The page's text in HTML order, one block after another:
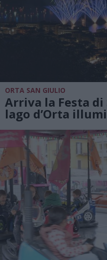
ORTA SAN GIULIO
Arriva la Festa di
lago d’Orta